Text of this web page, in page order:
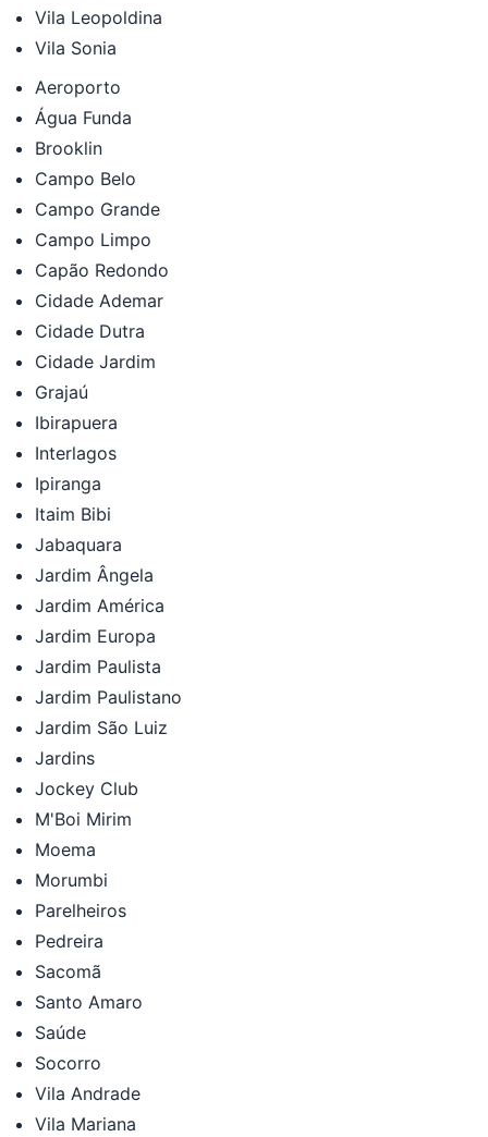
Vila Leopoldina
Vila Sonia
Aeroporto
Água Funda
Brooklin
Campo Belo
Campo Grande
Campo Limpo
Capão Redondo
Cidade Ademar
Cidade Dutra
Cidade Jardim
Grajaú
Ibirapuera
Interlagos
Ipiranga
Itaim Bibi
Jabaquara
Jardim Ângela
Jardim América
Jardim Europa
Jardim Paulista
Jardim Paulistano
Jardim São Luiz
Jardins
Jockey Club
M'Boi Mirim
Moema
Morumbi
Parelheiros
Pedreira
Sacomã
Santo Amaro
Saúde
Socorro
Vila Andrade
Vila Mariana